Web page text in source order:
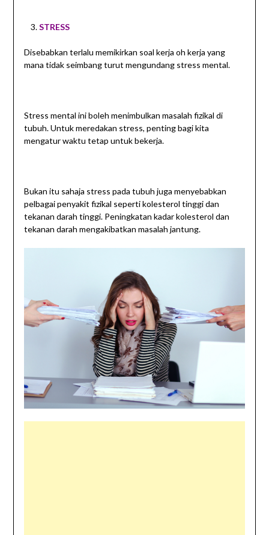
STRESS
Disebabkan terlalu memikirkan soal kerja oh kerja yang
mana tidak seimbang turut mengundang stress mental.
Stress mental ini boleh menimbulkan masalah fizikal di
tubuh. Untuk meredakan stress, penting bagi kita
mengatur waktu tetap untuk bekerja.
Bukan itu sahaja stress pada tubuh juga menyebabkan
pelbagai penyakit fizikal seperti kolesterol tinggi dan
tekanan darah tinggi. Peningkatan kadar kolesterol dan
tekanan darah mengakibatkan masalah jantung.